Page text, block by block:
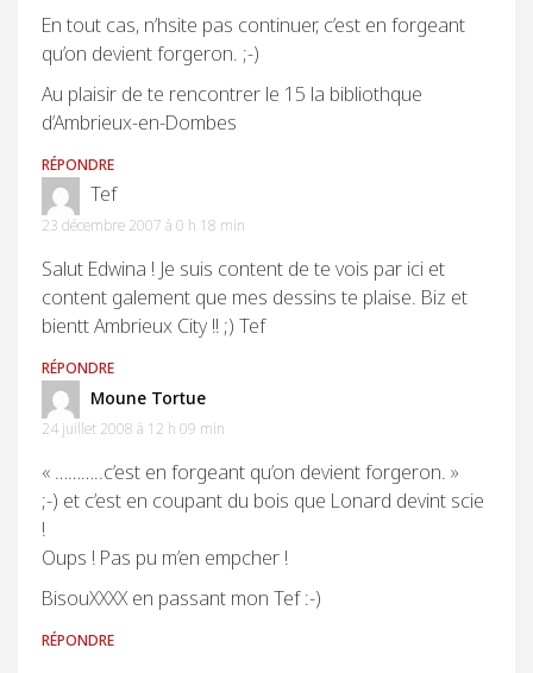
En tout cas, n’hsite pas continuer, c’est en forgeant
qu’on devient forgeron. ;-)
Au plaisir de te rencontrer le 15 la bibliothque
d’Ambrieux-en-Dombes
RÉPONDRE
Tef
23 décembre 2007 à 0 h 18 min
Salut Edwina ! Je suis content de te vois par ici et
content galement que mes dessins te plaise. Biz et
bientt Ambrieux City !! ;) Tef
RÉPONDRE
Moune Tortue
24 juillet 2008 à 12 h 09 min
« ………..c’est en forgeant qu’on devient forgeron. »
;-) et c’est en coupant du bois que Lonard devint scie
!
Oups ! Pas pu m’en empcher !
BisouXXXX en passant mon Tef :-)
RÉPONDRE